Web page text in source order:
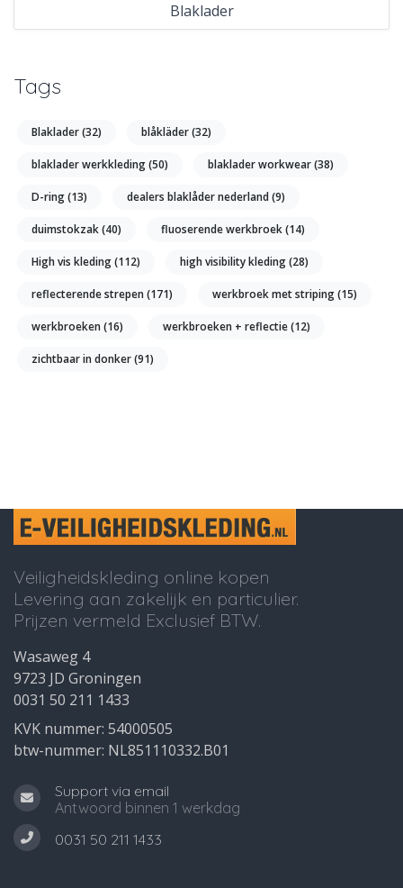
Blaklader
Tags
Blaklader(32) blåkläder(32)
blaklader werkkleding(50) blaklader workwear(38)
D-ring(13) dealers blaklåder nederland(9)
duimstokzak(40) fluoserende werkbroek(14)
High vis kleding(112) high visibility kleding(28)
reflecterende strepen(171) werkbroek met striping(15)
werkbroeken(16) werkbroeken + reflectie(12)
zichtbaar in donker(91)
Veiligheidskleding online kopen
Levering aan zakelijk en particulier.
Prijzen vermeld Exclusief BTW.
Wasaweg 4
9723 JD Groningen
0031 50 211 1433
KVK nummer: 54000505
btw-nummer: NL851110332.B01
Support via email
Antwoord binnen 1 werkdag
0031 50 211 1433